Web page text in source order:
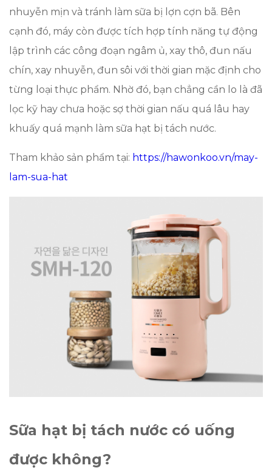
nhuyễn mịn và tránh làm sữa bị lợn cợn bã. Bên
cạnh đó, máy còn được tích hợp tính năng tự động
lập trình các công đoạn ngâm ủ, xay thô, đun nấu
chín, xay nhuyễn, đun sôi với thời gian mặc định cho
từng loại thực phẩm. Nhờ đó, bạn chẳng cần lo là đã
lọc kỹ hay chưa hoặc sợ thời gian nấu quá lâu hay
khuấy quá mạnh làm sữa hạt bị tách nước.
Tham khảo sản phẩm tại: https://hawonkoo.vn/may-
lam-sua-hat
Sữa hạt bị tách nước có uống
được không?